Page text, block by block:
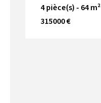
4 pièce(s) - 64 m²
315000 €